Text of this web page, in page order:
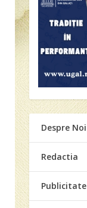
Despre Noi
Redactia
Publicitate